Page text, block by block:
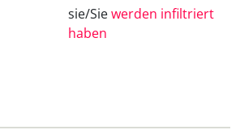
sie/Siewerden infiltriert
haben